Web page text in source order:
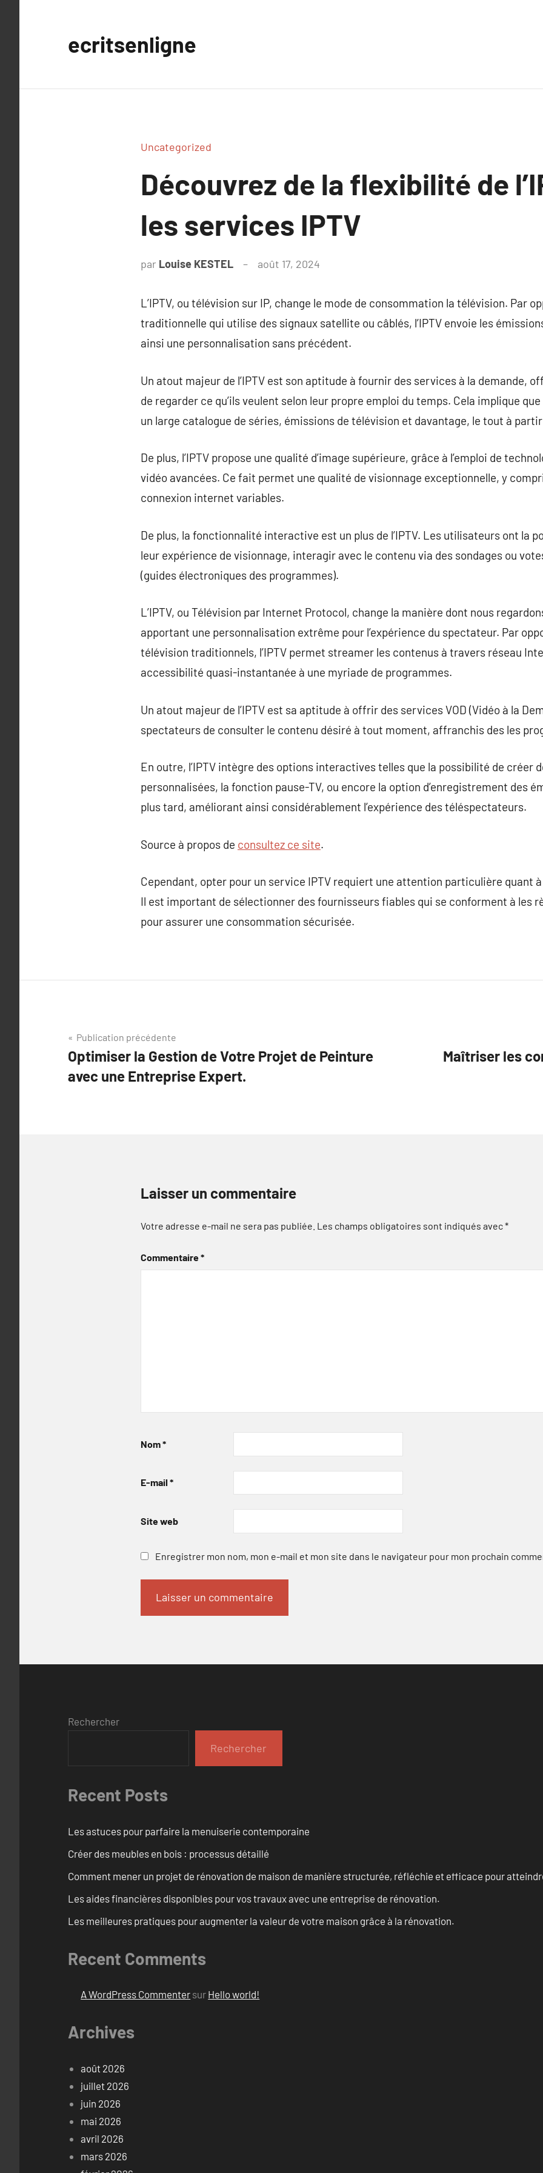
ecritsenligne
Uncategorized
Découvrez de la flexibilité de
les services IPTV
par Louise KESTEL août 17, 2024
L’IPTV, ou télévision sur IP, change le mode de consommation la télévision. Par
traditionnelle qui utilise des signaux satellite ou câblés, l’IPTV envoie les
ainsi une personnalisation sans précédent.
Un atout majeur de l’IPTV est son aptitude à fournir des services à la demande,
de regarder ce qu’ils veulent selon leur propre emploi du temps. Cela implique
un large catalogue de séries, émissions de télévision et davantage, le tout à
De plus, l’IPTV propose une qualité d’image supérieure, grâce à l’emploi de
vidéo avancées. Ce fait permet une qualité de visionnage exceptionnelle, y
connexion internet variables.
De plus, la fonctionnalité interactive est un plus de l’IPTV. Les utilisateurs ont la
leur expérience de visionnage, interagir avec le contenu via des sondages ou
(guides électroniques des programmes).
L’IPTV, ou Télévision par Internet Protocol, change la manière dont nous
apportant une personnalisation extrême pour l’expérience du spectateur. Par
télévision traditionnels, l’IPTV permet streamer les contenus à travers réseau
accessibilité quasi-instantanée à une myriade de programmes.
Un atout majeur de l’IPTV est sa aptitude à offrir des services VOD (Vidéo à la
spectateurs de consulter le contenu désiré à tout moment, affranchis des les
En outre, l’IPTV intègre des options interactives telles que la possibilité de créer
personnalisées, la fonction pause-TV, ou encore la option d’enregistrement des
plus tard, améliorant ainsi considérablement l’expérience des téléspectateurs.
Source à propos de consultez ce site.
Cependant, opter pour un service IPTV requiert une attention particulière quant
Il est important de sélectionner des fournisseurs fiables qui se conforment à les
pour assurer une consommation sécurisée.
Navigation
de
l’article
Publication précédente
Optimiser la Gestion de Votre Projet de Peinture
avec une Entreprise Expert.
Maîtriser les
Laisser un commentaire
Votre adresse e-mail ne sera pas publiée. Les champs obligatoires sont indiqués avec*
Commentaire*
Nom*
E-mail *
Site web
Enregistrer mon nom, mon e-mail et mon site dans le navigateur pour mon prochain
Rechercher
Rechercher
Recent Posts
Les astuces pour parfaire la menuiserie contemporaine
Créer des meubles en bois : processus détaillé
Comment mener un projet de rénovation de maison de manière structurée, réfléchie et efficace pour
Les aides financières disponibles pour vos travaux avec une entreprise de rénovation.
Les meilleures pratiques pour augmenter la valeur de votre maison grâce à la rénovation.
Recent Comments
A WordPress Commenter sur Hello world!
Archives
août 2026
juillet 2026
juin 2026
mai 2026
avril 2026
mars 2026